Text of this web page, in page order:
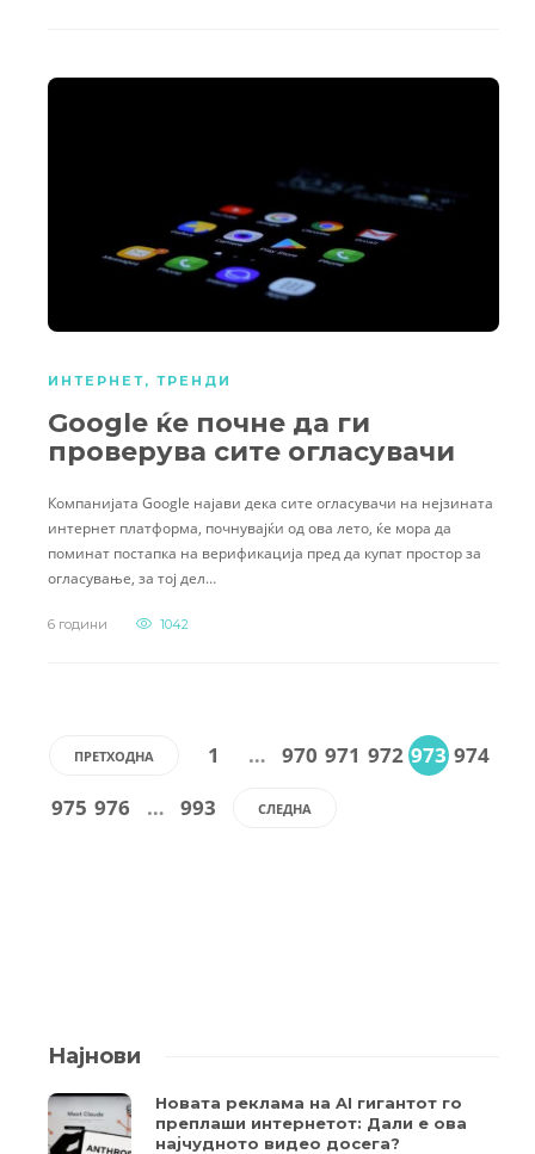
ИНТЕРНЕТ, ТРЕНДИ
Google ќе почне да ги
проверува сите огласувачи
Компанијата Google најави дека сите огласувачи на нејзината
интернет платформа, почнувајќи од ова лето, ќе мора да
поминат постапка на верификација пред да купат простор за
огласување, за тој дел…
6 години 1042
ПРЕТХОДНА 1 … 970 971 972 973 974
975 976 … 993 СЛЕДНА
Најнови
Новата реклама на AI гигантот го
преплаши интернетот: Дали е ова
најчудното видео досега?